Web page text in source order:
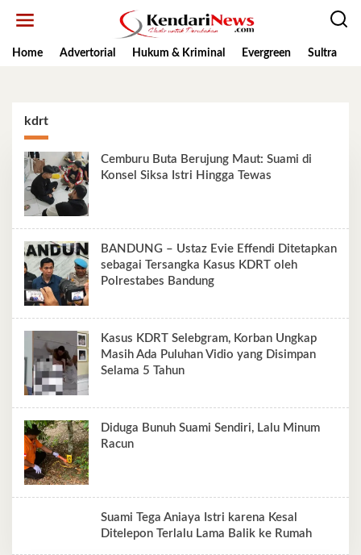
Home
Advertorial Hukum & Kriminal Evergreen Sultra
kdrt
Cemburu Buta Berujung Maut: Suami di
Konsel Siksa Istri Hingga Tewas
BANDUNG – Ustaz Evie Effendi Ditetapkan
sebagai Tersangka Kasus KDRT oleh
Polrestabes Bandung
Kasus KDRT Selebgram, Korban Ungkap
Masih Ada Puluhan Vidio yang Disimpan
Selama 5 Tahun
Diduga Bunuh Suami Sendiri, Lalu Minum
Racun
Suami Tega Aniaya Istri karena Kesal
Ditelepon Terlalu Lama Balik ke Rumah